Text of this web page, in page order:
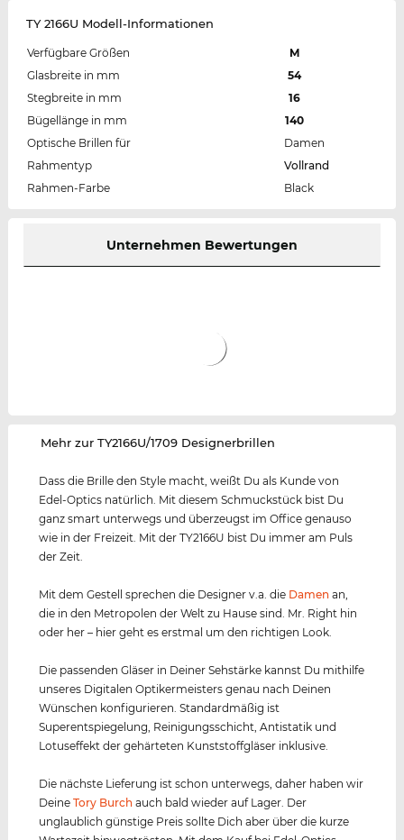
TY 2166U Modell-Informationen
Verfügbare Größen
M
Glasbreite in mm
54
Stegbreite in mm
16
Bügellänge in mm
140
Optische Brillen für
Damen
Rahmentyp
Vollrand
Rahmen-Farbe
Black
Unternehmen Bewertungen
‌Mehr zur TY2166U/1709 Designerbrillen
Dass die Brille den Style macht, weißt Du als Kunde von
Edel-Optics natürlich. Mit diesem Schmuckstück bist Du
ganz smart unterwegs und überzeugst im Office genauso
wie in der Freizeit. Mit der TY2166U bist Du immer am Puls
der Zeit.
Mit dem Gestell sprechen die Designer v.a. die Damen an,
die in den Metropolen der Welt zu Hause sind. Mr. Right hin
oder her – hier geht es erstmal um den richtigen Look.
Die passenden Gläser in Deiner Sehstärke kannst Du mithilfe
unseres Digitalen Optikermeisters genau nach Deinen
Wünschen konfigurieren. Standardmäßig ist
Superentspiegelung, Reinigungsschicht, Antistatik und
Lotuseffekt der gehärteten Kunststoffgläser inklusive.
Die nächste Lieferung ist schon unterwegs, daher haben wir
DeineTory Burch auch bald wieder auf Lager. Der
unglaublich günstige Preis sollte Dich aber über die kurze